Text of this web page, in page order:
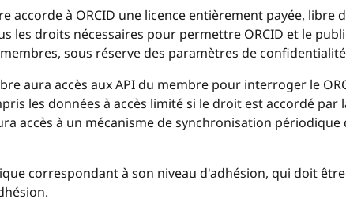
accorde à ORCID une licence entièrement payée, libre
les droits nécessaires pour permettre ORCID et le
sous réserve des paramètres de
aura accès aux API du membre pour interroger le
les données à accès limité si le droit est accordé par
accès à un mécanisme de synchronisation périodique
correspondant à son niveau d'adhésion, qui doit